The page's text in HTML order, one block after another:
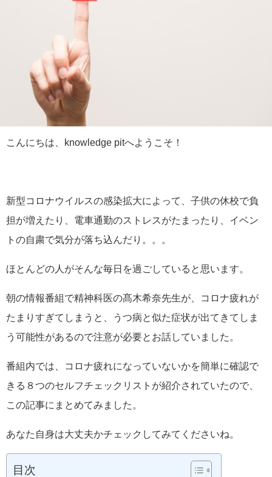
こんにちは、knowledge pitへようこそ！
新型コロナウイルスの感染拡大によって、子供の休校で負
担が増えたり、電車通勤のストレスがたまったり、イベン
トの自粛で気分が落ち込んだり。。。
ほとんどの人がそんな毎日を過ごしていると思います。
朝の情報番組で精神科医の髙木希奈先生が、コロナ疲れが
たまりすぎてしまうと、うつ病と似た症状が出てきてしま
う可能性があるので注意が必要とお話していました。
番組内では、コロナ疲れになっていないかを簡単に確認で
きる８つのセルフチェックリストが紹介されていたので、
この記事にまとめてみました。
あなた自身は大丈夫かチェックしてみてくださいね。
目次